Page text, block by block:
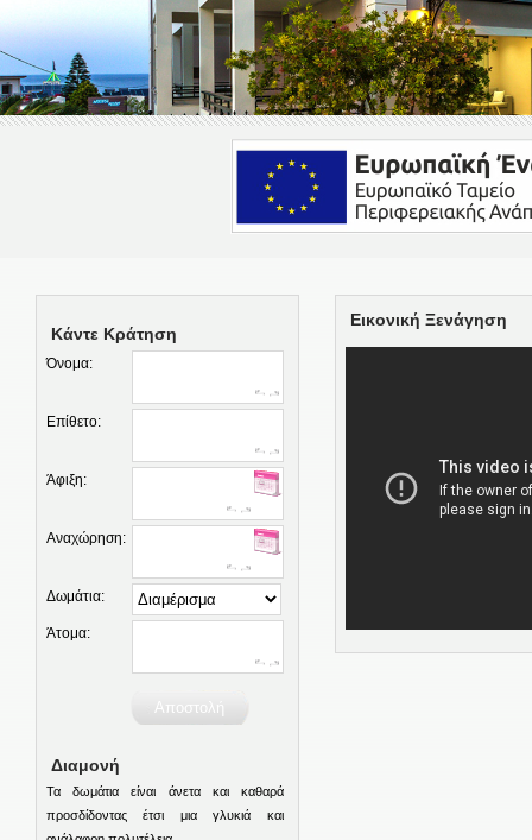
Κάντε Κράτηση
Όνομα:
Επίθετο:
Άφιξη:
Αναχώρηση:
Δωμάτια:
Άτομα:
Διαμονή
Τα δωμάτια είναι άνετα και καθαρά
προσδίδοντας έτσι μια γλυκιά και
Εικονική Ξενάγηση